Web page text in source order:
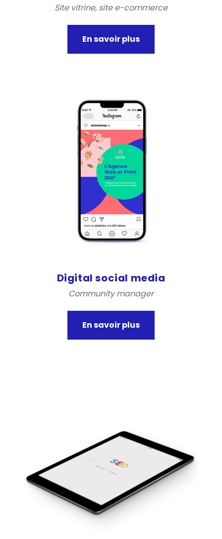
Site vitrine, site e-commerce
En savoir plus
Digital social media
Community manager
En savoir plus